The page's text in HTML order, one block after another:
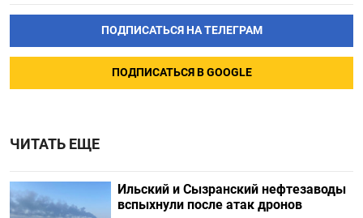
ПОДПИСАТЬСЯ НА ТЕЛЕГРАМ
ПОДПИСАТЬСЯ В GOOGLE
ЧИТАТЬ ЕЩЕ
Ильский и Сызранский нефтезаводы
вспыхнули после атак дронов